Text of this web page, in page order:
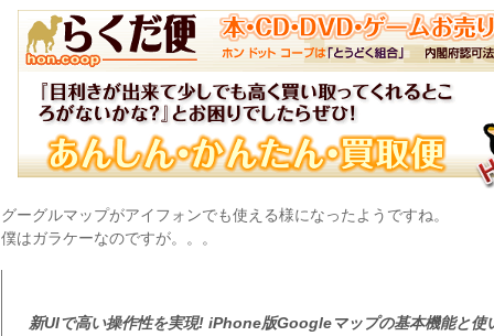
グーグルマップがアイフォンでも使える様になったようですね。
僕はガラケーなのですが。。。
新UIで高い操作性を実現! iPhone版Googleマップの基本機能と使